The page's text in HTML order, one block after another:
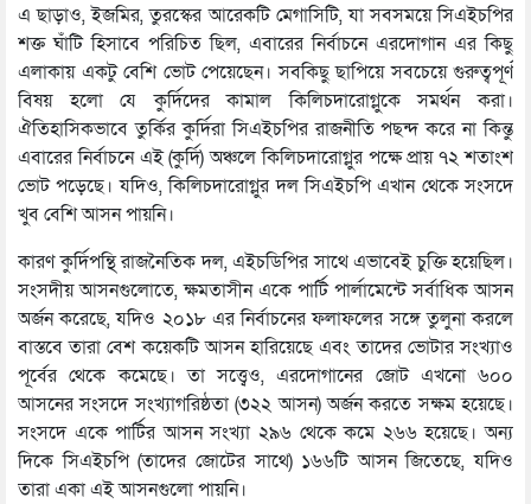
এ ছাড়াও, ইজমির, তুরস্কের আরেকটি মেগাসিটি, যা সবসময়ে সিএইচপির
শক্ত ঘাঁটি হিসাবে পরিচিত ছিল, এবারের নির্বাচনে এরদোগান এর কিছু
এলাকায় একটু বেশি ভোট পেয়েছেন। সবকিছু ছাপিয়ে সবচেয়ে গুরুত্বপূর্ণ
বিষয় হলো যে কুর্দিদের কামাল কিলিচদারোগ্লুকে সমর্থন করা।
ঐতিহাসিকভাবে তুর্কির কুর্দিরা সিএইচপির রাজনীতি পছন্দ করে না কিন্তু
এবারের নির্বাচনে এই (কুর্দি) অঞ্চলে কিলিচদারোগ্লুর পক্ষে প্রায় ৭২ শতাংশ
ভোট পড়েছে। যদিও, কিলিচদারোগ্লুর দল সিএইচপি এখান থেকে সংসদে
খুব বেশি আসন পায়নি।
কারণ কুর্দিপন্থি রাজনৈতিক দল, এইচডিপির সাথে এভাবেই চুক্তি হয়েছিল।
সংসদীয় আসনগুলোতে, ক্ষমতাসীন একে পার্টি পার্লামেন্টে সর্বাধিক আসন
অর্জন করেছে, যদিও ২০১৮ এর নির্বাচনের ফলাফলের সঙ্গে তুলুনা করলে
বাস্তবে তারা বেশ কয়েকটি আসন হারিয়েছে এবং তাদের ভোটার সংখ্যাও
পূর্বের থেকে কমেছে। তা সত্ত্বেও, এরদোগানের জোট এখনো ৬০০
আসনের সংসদে সংখ্যাগরিষ্ঠতা (৩২২ আসন) অর্জন করতে সক্ষম হয়েছে।
সংসদে একে পার্টির আসন সংখ্যা ২৯৬ থেকে কমে ২৬৬ হয়েছে। অন্য
দিকে সিএইচপি (তাদের জোটের সাথে) ১৬৬টি আসন জিতেছে, যদিও
তারা একা এই আসনগুলো পায়নি।